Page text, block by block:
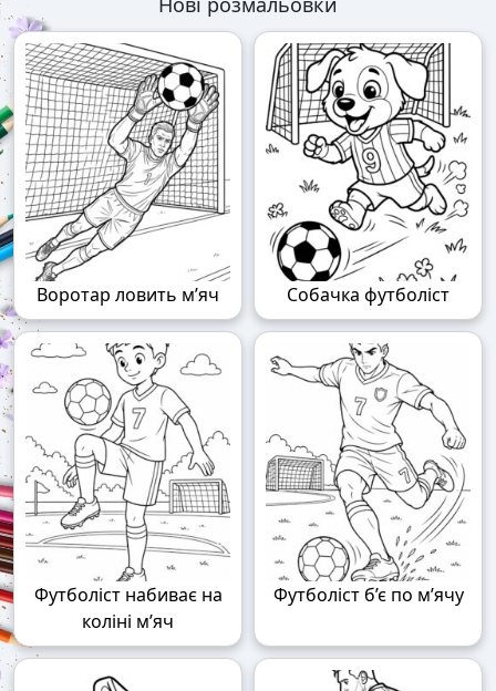
Воротар ловить м’яч Собачка футболіст
Футболіст набиває на
коліні м’яч
Футболіст б’є по м’ячу